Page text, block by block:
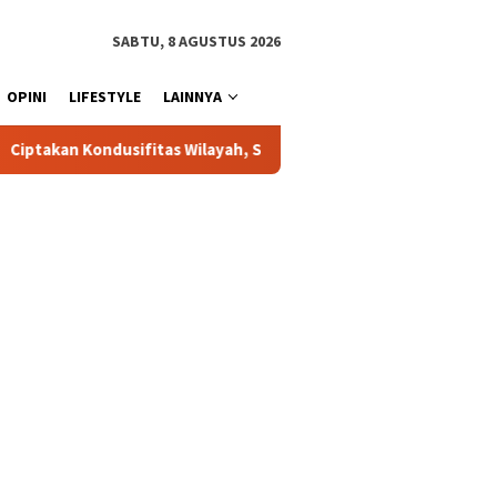
SABTU, 8 AGUSTUS 2026
OPINI LIFESTYLE LAINNYA
Wilayah, Sat Samapta Polres Toraja Utara Gencarkan